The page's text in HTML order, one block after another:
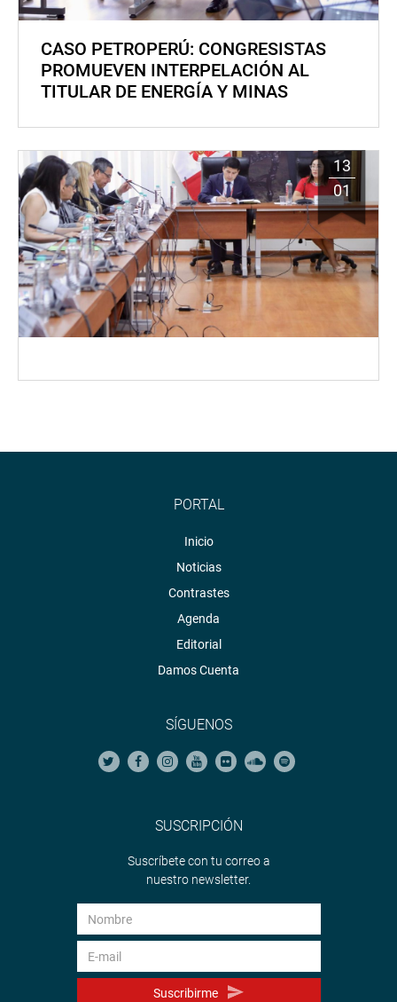
CASO PETROPERÚ: CONGRESISTAS
PROMUEVEN INTERPELACIÓN AL
TITULAR DE ENERGÍA Y MINAS
13
01
PORTAL
Inicio
Noticias
Contrastes
Agenda
Editorial
Damos Cuenta
SÍGUENOS
SUSCRIPCIÓN
Suscríbete con tu correo a
nuestro newsletter.
Suscribirme